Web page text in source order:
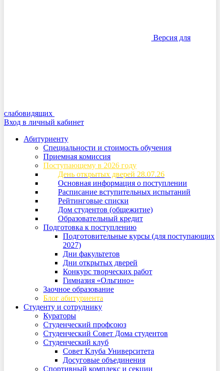
Версия для
слабовидящих
Вход в личный кабинет
Абитуриенту
Специальности и стоимость обучения
Приемная комиссия
Поступающему в 2026 году
День открытых дверей 28.07.26
Основная информация о поступлении
Расписание вступительных испытаний
Рейтинговые списки
Дом студентов (общежитие)
Образовательный кредит
Подготовка к поступлению
Подготовительные курсы (для поступающих
2027)
Дни факультетов
Дни открытых дверей
Конкурс творческих работ
Гимназия «Ольгино»
Заочное образование
Блог абитуриента
Студенту и сотруднику
Кураторы
Студенческий профсоюз
Студенческий Совет Дома студентов
Студенческий клуб
Совет Клуба Университета
Досуговые объединения
Спортивный комплекс и секции